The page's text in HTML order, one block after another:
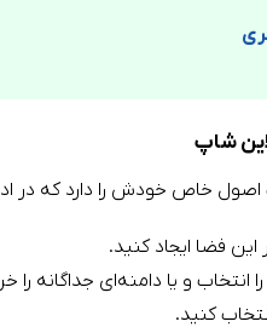
شاپ
خاص خودش را دارد که در
فضا ایجاد کنید.
انتخاب و یا دامنه‌ای جداگانه را
کنید.